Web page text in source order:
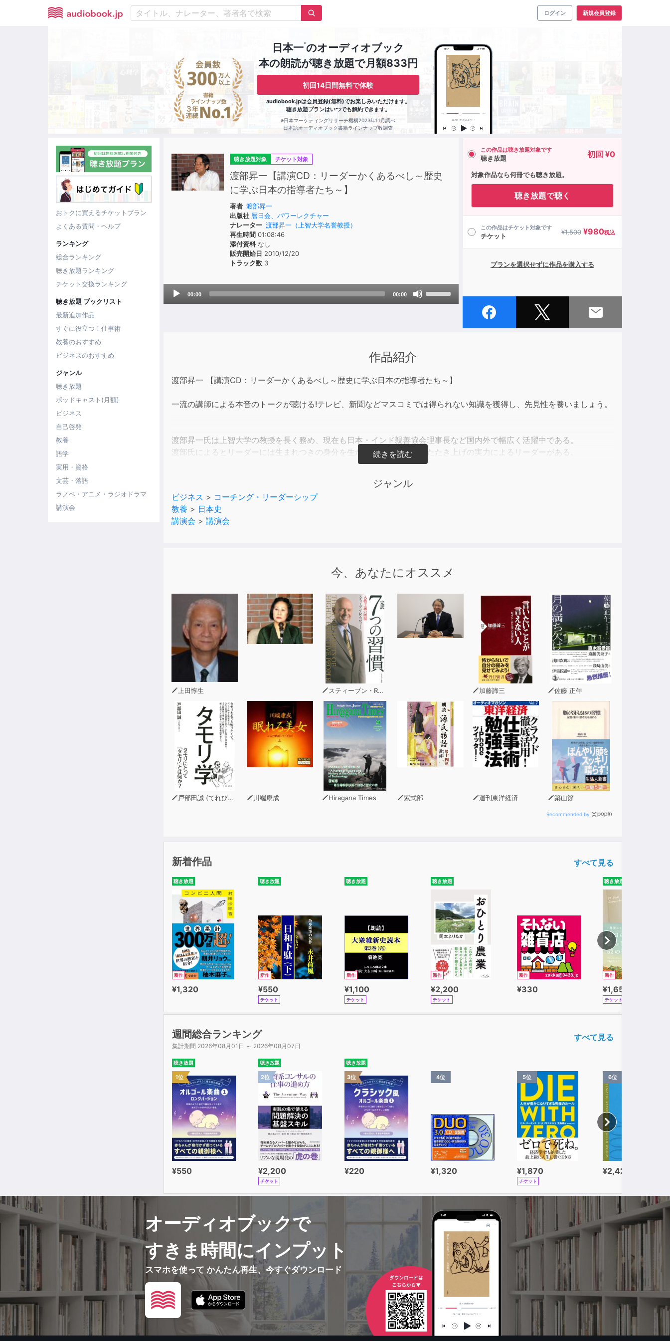
ログイン 新規会員登録
日本一※のオーディオブック
本の朗読が聴き放題で月額833円
初回14日間無料で体験
audiobook.jpは会員登録(無料)でお楽しみいただけます。
聴き放題プランはいつでも解約できます。
※日本マーケティングリサーチ機構2023年11月調べ
日本語オーディオブック書籍ラインナップ数調査
おトクに買えるチケットプラン
よくある質問・ヘルプ
ランキング
総合ランキング
聴き放題ランキング
チケット交換ランキング
聴き放題 ブックリスト
最新追加作品
すぐに役立つ！仕事術
教養のおすすめ
ビジネスのおすすめ
ジャンル
聴き放題
ポッドキャスト(月額)
ビジネス
自己啓発
教養
語学
実用・資格
文芸・落語
ラノベ・アニメ・ラジオドラマ
講演会
聴き放題対象 チケット対象
渡部昇一【講演CD：リーダーかくあるべし～歴史
に学ぶ日本の指導者たち～】
著者 渡部昇一
出版社 暦日会、パワーレクチャー
ナレーター 渡部昇一（上智大学名誉教授）
再生時間 01:08:46
添付資料なし
販売開始日 2010/12/20
トラック数 3
Audio
00:00 00:00
volume.
この作品は聴き放題対象です
聴き放題 初回 ¥0
対象作品なら何冊でも聴き放題。
聴き放題で聴く
この作品はチケット対象です
チケット ¥1,500 ¥980税込
プランを選択せずに作品を購入する
作品紹介
渡部昇一 【講演CD：リーダーかくあるべし～歴史に学ぶ日本の指導者たち～】
一流の講師による本音のトークが聴ける!テレビ、新聞などマスコミでは得られない知識を獲得し、先見性を養いましょう。
渡部昇一氏は上智大学の教授を長く務め、現在も日本・インド親善協会理事長など国内外で幅広く活躍中である。
渡部氏によるとリーダーには生まれつきの身分を生かしたリーダーと、たたき上げの実力によるリーダーがある。
リーダーは「担がれることがうまくないと駄目」で、その好例として、大英帝国の基礎をつくった初代エリザベス1世や明治
天皇を挙げた。
自分の実力で成り上がった人物として信長、秀吉、家康を挙げ、それぞれの特徴を説明。
家康は耐えるべきところは耐え、同時に戦時と平時の社会の原則の違いを認識したという。
リ-ダーと参謀の関係。
戦国時代は信長など圧倒的にリーダーの存在が大きく参謀の影は薄い。
ただ国家など組織が大規模になると参謀が組織的に必要になる。
その好例がビスマルク時代のプロシャ(ドイツ)で、参謀機能を発揮してナポレオンを撃破し大ドイツ帝国を築く。
しかし参謀嫌いの独裁者ヒトラーの例を挙げて「リーダーと参謀のバランスが必要」と説いた。
ジャンル
ビジネス > コーチング・リーダーシップ
教養 > 日本史
講演会 > 講演会
今、あなたにオススメ
上田惇生 スティーブン・R・コヴィー 加藤諦三 佐藤 正午
戸部田誠 (てれびのスキマ) 川端康成 Hiragana Times 紫式部 週刊東洋経済 築山節
Recommended by
新着作品 すべて見る
聴き放題
新作
¥1,320
聴き放題
新作
¥550
チケット
聴き放題
新作
¥1,100
チケット
聴き放題
新作
¥2,200
チケット
新作
¥330
聴き放題
新作
¥1,650
チケット
週間総合ランキング
集計期間 2026年08月01日 ～ 2026年08月07日
すべて見る
聴き放題
1位
¥550
聴き放題
2位
¥2,200
チケット
聴き放題
3位
¥220
4位
¥1,320
5位
¥1,870
チケット
6位
¥2,420
オーディオブックで
すきま時間にインプット
スマホを使って かんたん再生、今すぐダウンロード